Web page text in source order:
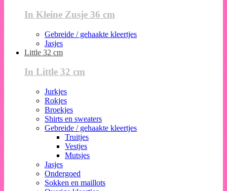
In Kleine Zusje 36 cm
Gebreide / gehaakte kleertjes
Jasjes
Little 32 cm
In Little 32 cm
Jurkjes
Rokjes
Broekjes
Shirts en sweaters
Gebreide / gehaakte kleertjes
Truitjes
Vestjes
Mutsjes
Jasjes
Ondergoed
Sokken en maillots